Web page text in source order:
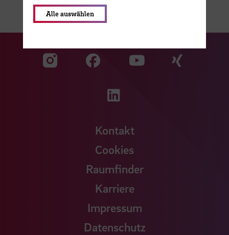
Zu unserer Facebook
Zu
Zu unserer
Kontakt
Cookies
Raumfinder
Karriere
Impressum
Datenschutz
Alle auswählen